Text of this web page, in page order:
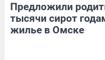
Предложили
тысячи сирот
жилье в Омске